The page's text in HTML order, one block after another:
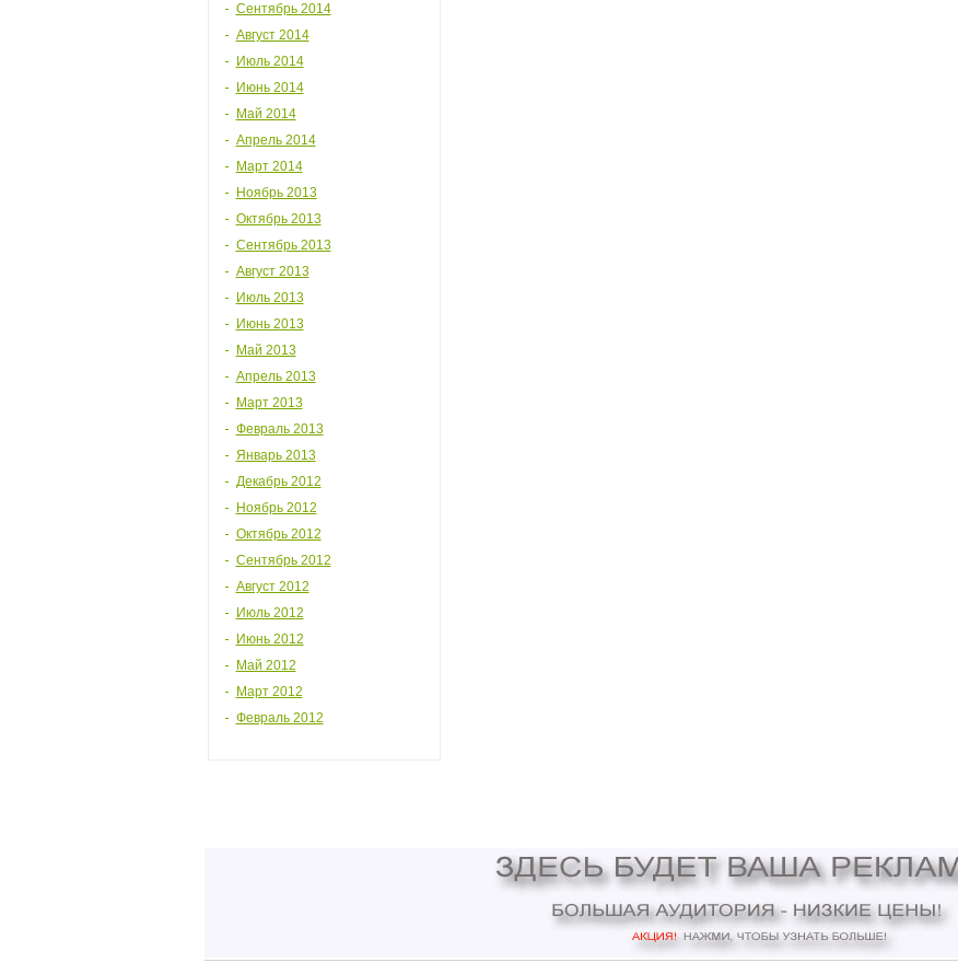
Сентябрь 2014
Август 2014
Июль 2014
Июнь 2014
Май 2014
Апрель 2014
Март 2014
Ноябрь 2013
Октябрь 2013
Сентябрь 2013
Август 2013
Июль 2013
Июнь 2013
Май 2013
Апрель 2013
Март 2013
Февраль 2013
Январь 2013
Декабрь 2012
Ноябрь 2012
Октябрь 2012
Сентябрь 2012
Август 2012
Июль 2012
Июнь 2012
Май 2012
Март 2012
Февраль 2012